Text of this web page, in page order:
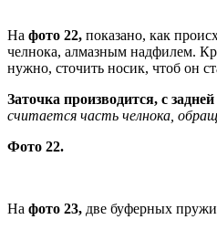
На фото 22, показано, как
челнока, алмазным надфилем.
нужно, сточить носик, чтоб он
Заточка производится, с
считается часть челнока,
Фото 22.
На фото 23, две буферных